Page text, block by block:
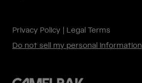
Privacy Policy
Legal Terms
Do not sell my personal information